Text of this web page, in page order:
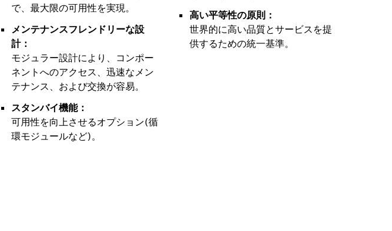
で、最大限の可用性を実現。
メンテナンスフレンドリーな設
計：
モジュラー設計により、コンポー
ネントへのアクセス、迅速なメン
テナンス、および交換が容易。
スタンバイ機能：
可用性を向上させるオプション(循
環モジュールなど)。
高い平等性の原則：
世界的に高い品質とサービスを提
供するための統一基準。